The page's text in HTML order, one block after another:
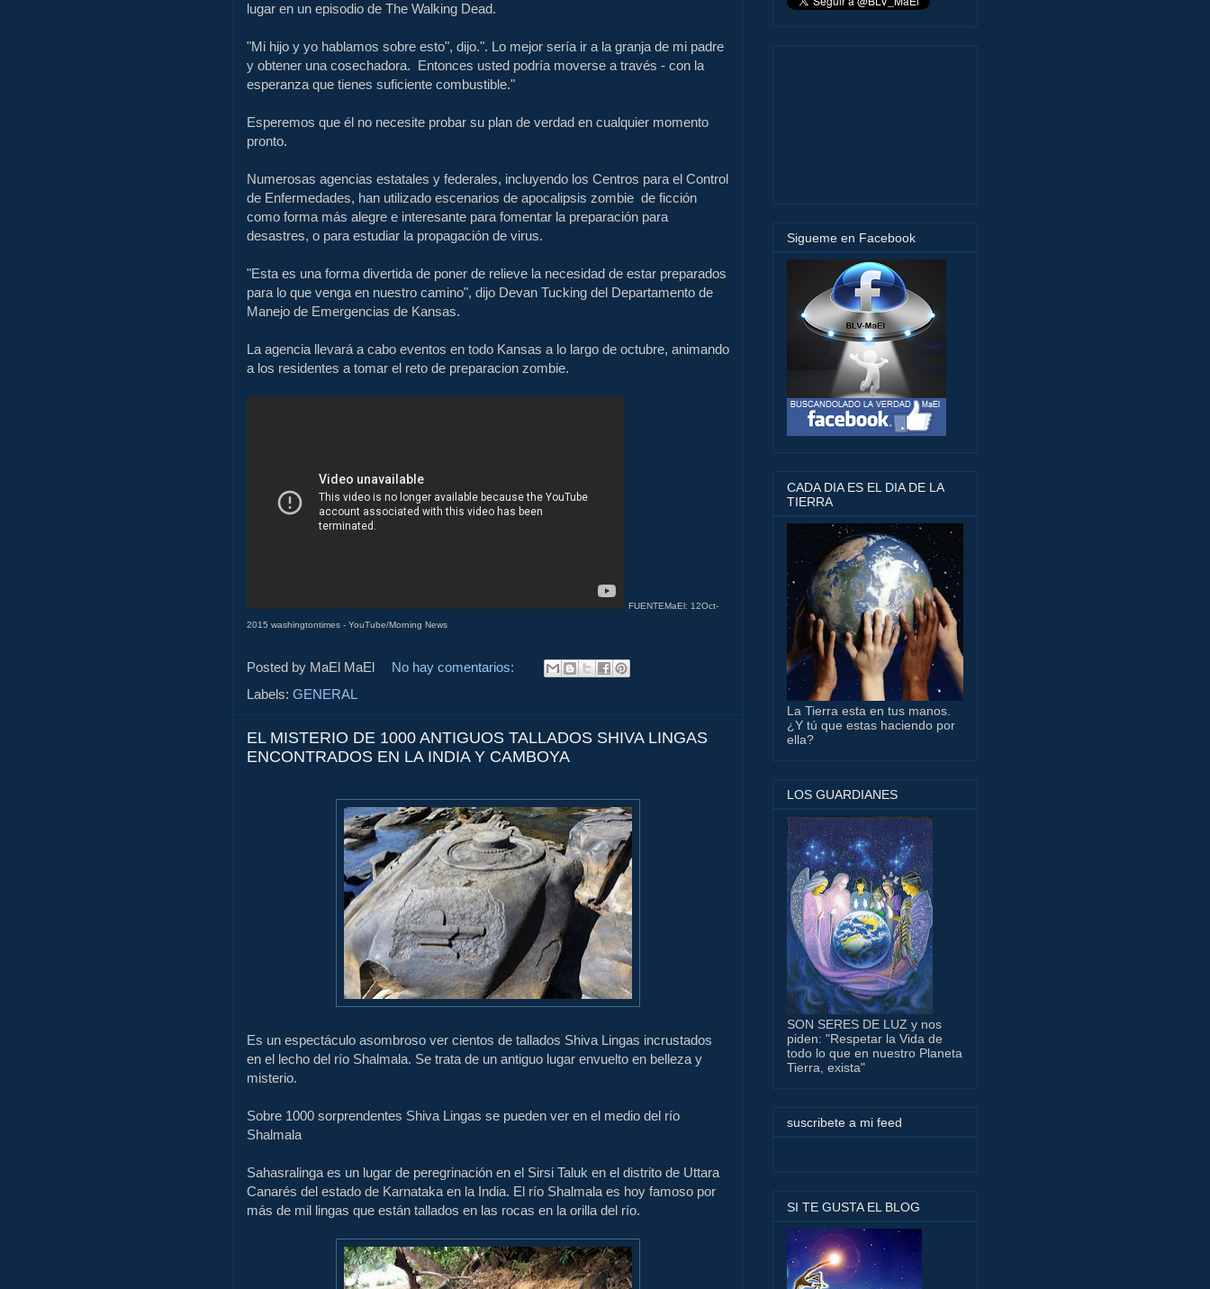
lugar en un episodio de The Walking Dead.
"Mi hijo y yo hablamos sobre esto", dijo.". Lo mejor sería ir a la granja de mi padre
y obtener una cosechadora. Entonces usted podría moverse a través - con la
esperanza que tienes suficiente combustible."
Esperemos que él no necesite probar su plan de verdad en cualquier momento
pronto.
Numerosas agencias estatales y federales, incluyendo los Centros para el Control
de Enfermedades, han utilizado escenarios de apocalipsis zombie de ficción
como forma más alegre e interesante para fomentar la preparación para
desastres, o para estudiar la propagación de virus.
"Esta es una forma divertida de poner de relieve la necesidad de estar preparados
para lo que venga en nuestro camino", dijo Devan Tucking del Departamento de
Manejo de Emergencias de Kansas.
La agencia llevará a cabo eventos en todo Kansas a lo largo de octubre, animando
a los residentes a tomar el reto de preparacion zombie.
FUENTEMaEl: 12Oct-
2015 washingtontimes - YouTube/Morning News
Posted by MaEl MaEl
No hay comentarios:
Labels: GENERAL
EL MISTERIO DE 1000 ANTIGUOS TALLADOS SHIVA LINGAS
ENCONTRADOS EN LA INDIA Y CAMBOYA
Es un espectáculo asombroso ver cientos de tallados Shiva Lingas incrustados
en el lecho del río Shalmala. Se trata de un antiguo lugar envuelto en belleza y
misterio.
Sobre 1000 sorprendentes Shiva Lingas se pueden ver en el medio del río
Shalmala
Sahasralinga es un lugar de peregrinación en el Sirsi Taluk en el distrito de Uttara
Canarés del estado de Karnataka en la India. El río Shalmala es hoy famoso por
más de mil lingas que están tallados en las rocas en la orilla del río.
Sigueme en Facebook
CADA DIA ES EL DIA DE LA
TIERRA
La Tierra esta en tus manos.
¿Y tú que estas haciendo por
ella?
LOS GUARDIANES
SON SERES DE LUZ y nos
piden: "Respetar la Vida de
todo lo que en nuestro Planeta
Tierra, exista"
suscribete a mi feed
SI TE GUSTA EL BLOG